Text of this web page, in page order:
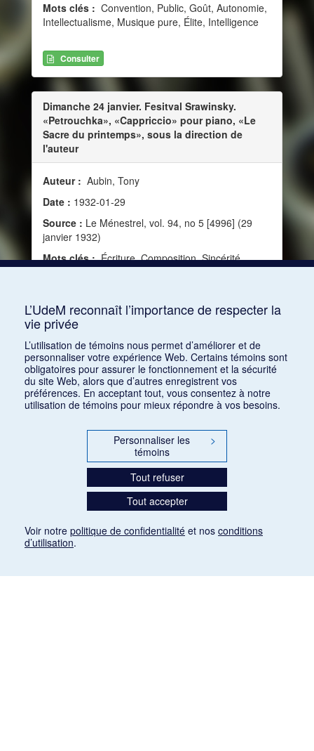
Mots clés : Convention, Public, Goût, Autonomie,
Intellectualisme, Musique pure, Élite, Intelligence
Consulter
Dimanche 24 janvier. Fesitval Srawinsky.
«Petrouchka», «Cappriccio» pour piano, «Le
Sacre du printemps», sous la direction de
l'auteur
Auteur : Aubin, Tony
Date : 1932-01-29
Source : Le Ménestrel, vol. 94, no 5 [4996] (29
janvier 1932)
Mots clés :Écriture, Composition, Sincérité,
L’UdeM reconnaît l’importance de respecter la
vie privée
L’utilisation de témoins nous permet d’améliorer et de
personnaliser votre expérience Web. Certains témoins sont
obligatoires pour assurer le fonctionnement et la sécurité
du site Web, alors que d’autres enregistrent vos
préférences. En acceptant tout, vous consentez à notre
utilisation de témoins pour mieux répondre à vos besoins.
Personnaliser les
témoins
>
Tout refuser
Tout accepter
Voir notre politique de confidentialité et nos conditions
d’utilisation.